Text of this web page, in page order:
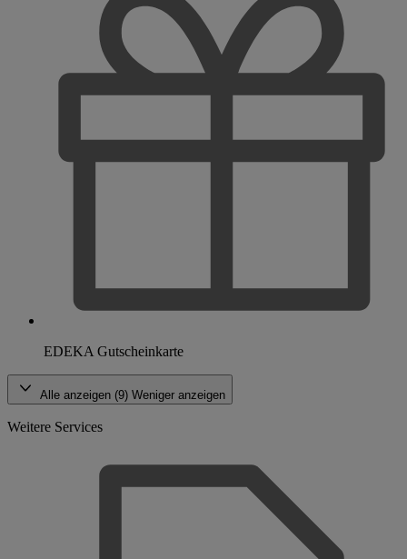
EDEKA Gutscheinkarte
Alle anzeigen (9) Weniger anzeigen
Weitere Services